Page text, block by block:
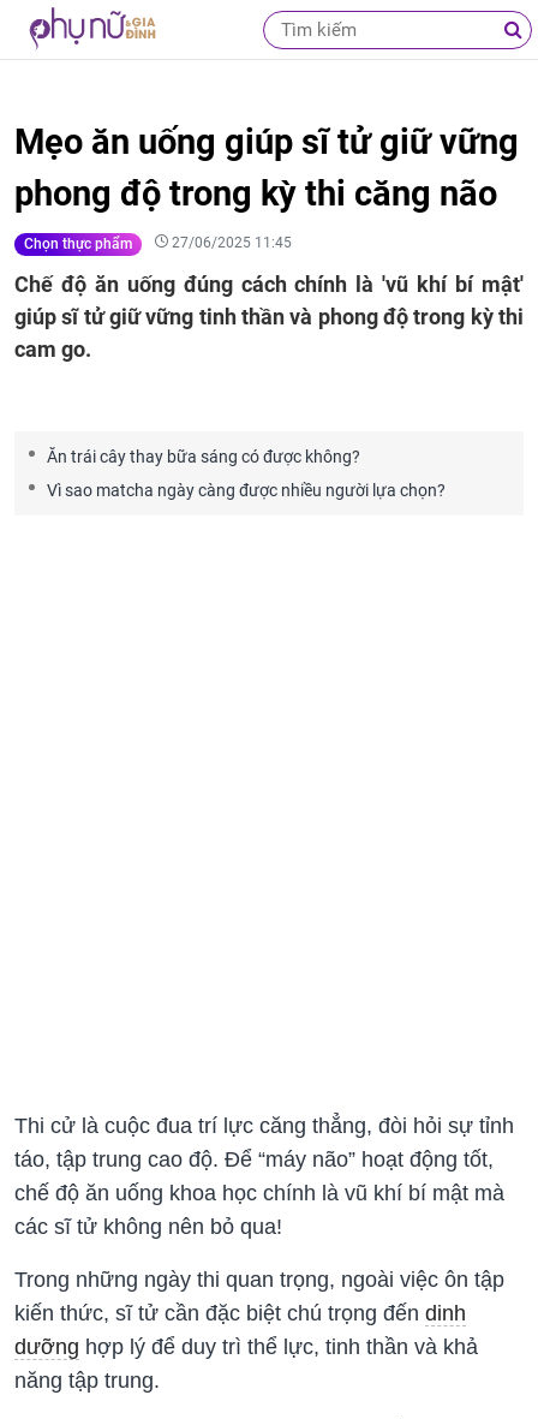
Mẹo ăn uống giúp sĩ tử giữ vững
phong độ trong kỳ thi căng não
Chọn thực phẩm 27/06/2025 11:45
Chế độ ăn uống đúng cách chính là 'vũ khí bí mật'
giúp sĩ tử giữ vững tinh thần và phong độ trong kỳ thi
cam go.
Ăn trái cây thay bữa sáng có được không?
Vì sao matcha ngày càng được nhiều người lựa chọn?
Thi cử là cuộc đua trí lực căng thẳng, đòi hỏi sự tỉnh
táo, tập trung cao độ. Để “máy não” hoạt động tốt,
chế độ ăn uống khoa học chính là vũ khí bí mật mà
các sĩ tử không nên bỏ qua!
Trong những ngày thi quan trọng, ngoài việc ôn tập
kiến thức, sĩ tử cần đặc biệt chú trọng đến dinh
dưỡng hợp lý để duy trì thể lực, tinh thần và khả
năng tập trung.